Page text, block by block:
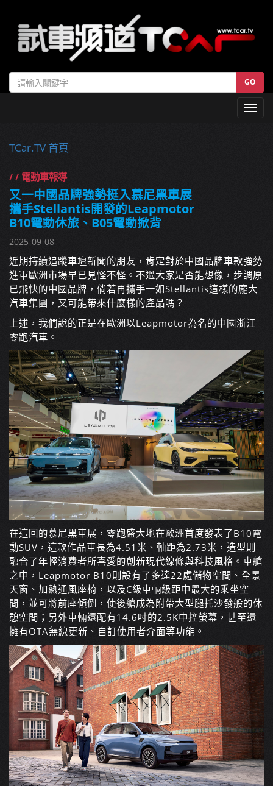
GO
TCar.TV 首頁
/ / 電動車報導
又一中國品牌強勢挺入慕尼黑車展
攜手Stellantis開發的Leapmotor
B10電動休旅、B05電動掀背
2025-09-08
近期持續追蹤車壇新聞的朋友，肯定對於中國品牌車款強勢
進軍歐洲市場早已見怪不怪。不過大家是否能想像，步調原
已飛快的中國品牌，倘若再攜手一如Stellantis這樣的龐大
汽車集團，又可能帶來什麼樣的產品嗎？
上述，我們說的正是在歐洲以Leapmotor為名的中國浙江
零跑汽車。
在這回的慕尼黑車展，零跑盛大地在歐洲首度發表了B10電
動SUV，這款作品車長為4.51米、軸距為2.73米，造型則
融合了年輕消費者所喜愛的創新現代線條與科技風格。車艙
之中，Leapmotor B10則設有了多達22處儲物空間、全景
天窗、加熱通風座椅，以及C級車輛級距中最大的乘坐空
間，並可將前座傾倒，使後艙成為附帶大型腿托沙發般的休
憩空間；另外車輛還配有14.6吋的2.5K中控螢幕，甚至還
擁有OTA無線更新、自訂使用者介面等功能。